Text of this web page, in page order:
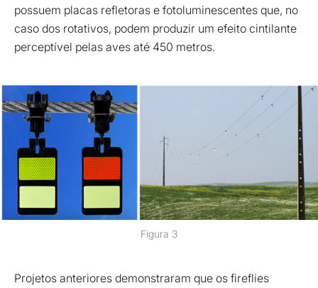
possuem placas refletoras e fotoluminescentes que, no
caso dos rotativos, podem produzir um efeito cintilante
perceptível pelas aves até 450 metros.
Figura 3
Projetos anteriores demonstraram que os fireflies